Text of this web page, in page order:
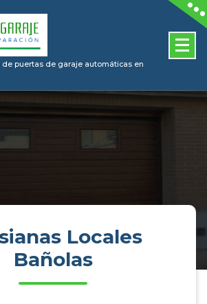
de puertas de garaje automáticas en
Locales
Bañolas